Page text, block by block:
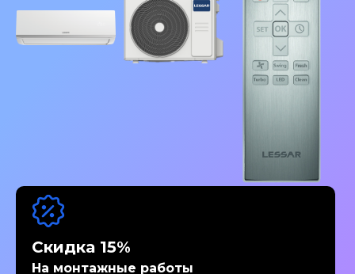
Скидка 15%
На монтажные работы